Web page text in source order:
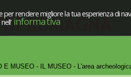
rendere migliore la tua esperienza di
informativa
E MUSEO - IL MUSEO - L'area